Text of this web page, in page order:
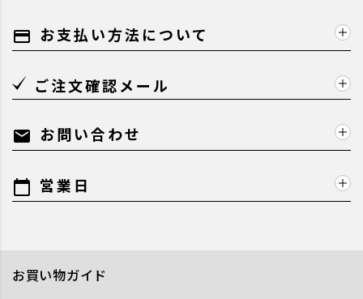
payment お支払い方法について
ご注文確認メール
mail お問い合わせ
calendar_today 営業日
お買い物ガイド